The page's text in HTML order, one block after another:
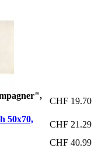
CHF 19.70
50x70,
CHF 21.29
CHF 40.99